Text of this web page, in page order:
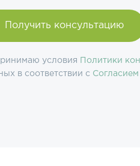
условия Политики
в соответствии с